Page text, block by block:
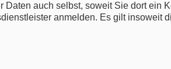
auch selbst, soweit Sie dort ein
anmelden. Es gilt insoweit